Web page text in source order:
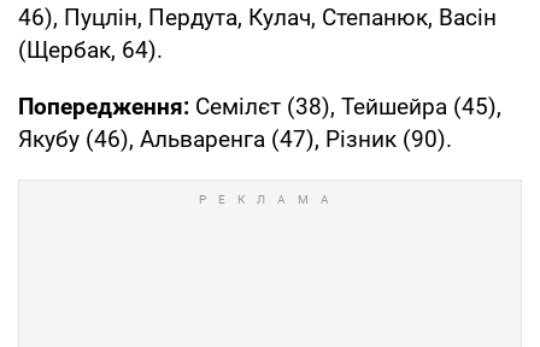
46), Пуцлін, Пердута, Кулач, Степанюк, Васін
(Щербак, 64).
Попередження: Семілєт (38), Тейшейра (45),
Якубу (46), Альваренга (47), Різник (90).